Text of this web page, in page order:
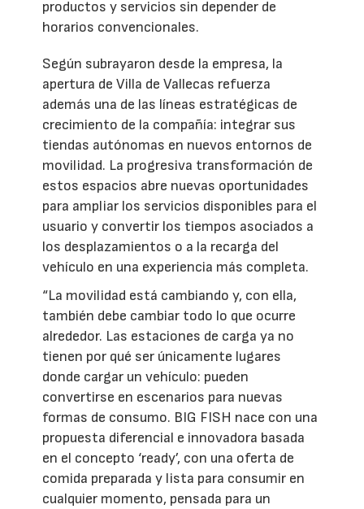
productos y servicios sin depender de
horarios convencionales.
Según subrayaron desde la empresa, la
apertura de Villa de Vallecas refuerza
además una de las líneas estratégicas de
crecimiento de la compañía: integrar sus
tiendas autónomas en nuevos entornos de
movilidad. La progresiva transformación de
estos espacios abre nuevas oportunidades
para ampliar los servicios disponibles para el
usuario y convertir los tiempos asociados a
los desplazamientos o a la recarga del
vehículo en una experiencia más completa.
“La movilidad está cambiando y, con ella,
también debe cambiar todo lo que ocurre
alrededor. Las estaciones de carga ya no
tienen por qué ser únicamente lugares
donde cargar un vehículo: pueden
convertirse en escenarios para nuevas
formas de consumo. BIG FISH nace con una
propuesta diferencial e innovadora basada
en el concepto ‘ready’, con una oferta de
comida preparada y lista para consumir en
cualquier momento, pensada para un